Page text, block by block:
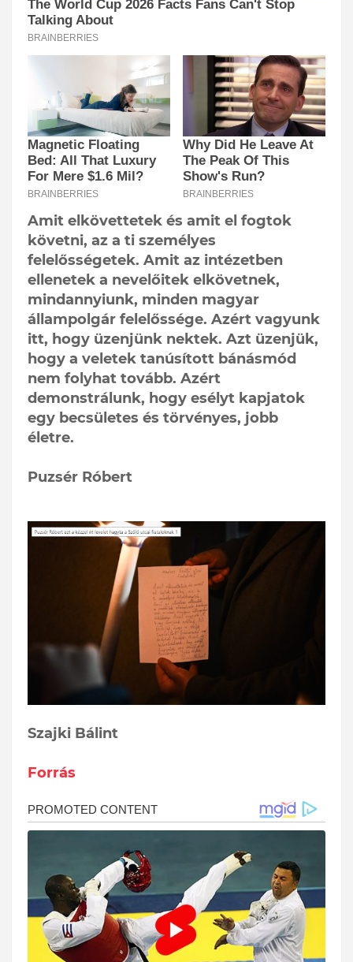
Amit elkövettetek és amit el fogtok
követni, az a ti személyes
felelősségetek. Amit az intézetben
ellenetek a nevelőitek elkövetnek,
mindannyiunk, minden magyar
állampolgár felelőssége. Azért vagyunk
itt, hogy üzenjünk nektek. Azt üzenjük,
hogy a veletek tanúsított bánásmód
nem folyhat tovább. Azért
demonstrálunk, hogy esélyt kapjatok
egy becsületes és törvényes, jobb
életre.
Puzsér Róbert
Szajki Bálint
Forrás